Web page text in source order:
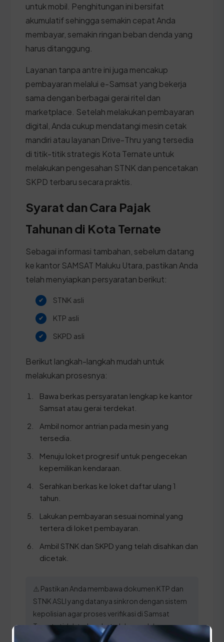
untuk mobil. Penghitungan ini bersifat
akumulatif sehingga semakin cepat Anda
membayar, semakin ringan beban denda yang
harus ditanggung.
Layanan tanpa antre ini juga mencakup
pembayaran melalui e-Samsat yang bekerja
sama dengan berbagai gerai ritel dan
marketplace. Setelah melakukan pembayaran
digital, Anda cukup mendatangi mesin cetak
mandiri atau layanan Drive-Thru yang tersedia
di titik-titik strategis Kota Ternate untuk
melakukan pengesahan STNK dan pencetakan
SKPD terbaru secara praktis.
Syarat dan Cara Pajak
Tahunan di Kota Ternate
Sebagai informasi tambahan, sebelum datang
ke kantor SAMSAT Maluku Utara, pastikan Anda
telah menyiapkan persyaratan berikut:
STNK asli
KTP asli
SKPD asli
Berikut langkah-langkah mudah untuk
melakukan prosesnya:
Bawa berkas persyaratan lengkap ke kantor
Samsat atau gerai terdekat.
Ambil nomor antrian pada mesin yang
tersedia.
Menuju loket progresif untuk pengecekan
kepemilikan kendaraan.
Serahkan berkas ke loket daftar ulang 1
tahun.
Lakukan pembayaran sesuai nominal yang
tertera di loket pembayaran.
Ambil STNK dan SKPD yang telah disahkan dan
dicetak.
⚠️ Pastikan Anda membawa dokumen KTP dan
STNK ASLI yang datanya sinkron dengan sistem
kepolisian agar proses verifikasi di Samsat
Ternate tidak terhambat oleh masalah
administratif.